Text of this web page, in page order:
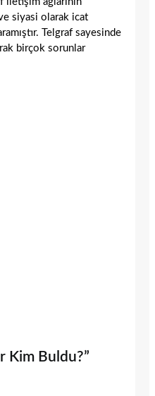
siyasi olarak icat
Telgraf sayesinde
birçok sorunlar
Kim Buldu?”